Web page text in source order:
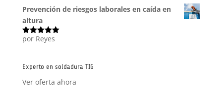
Prevención de riesgos laborales en caída en
altura
Valorado
por Reyes
Experto en soldadura TIG
Ver oferta ahora